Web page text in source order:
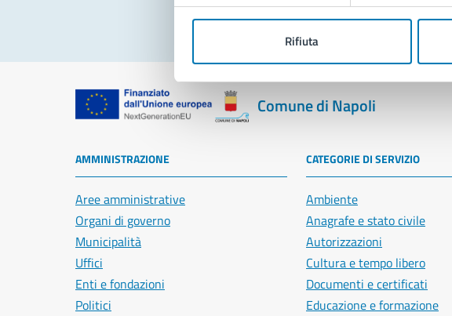
Rifiuta
Comune di Napoli
AMMINISTRAZIONE
Aree amministrative
Organi di governo
Municipalità
Uffici
Enti e fondazioni
Politici
CATEGORIE DI SERVIZIO
Ambiente
Anagrafe e stato civile
Autorizzazioni
Cultura e tempo libero
Documenti e certificati
Educazione e formazione